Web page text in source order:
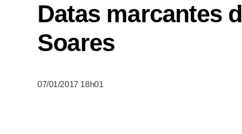
Datas marcantes
Soares
07/01/2017 18h01